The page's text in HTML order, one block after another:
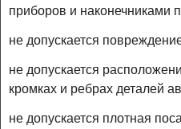
приборов и наконечниками
не допускается
не допускается
кромках и ребрах деталей
не допускается плотная